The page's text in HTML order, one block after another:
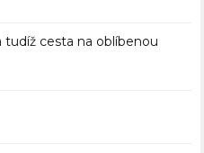
tudíž cesta na oblíbenou